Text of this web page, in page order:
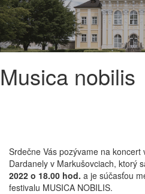
Musica nobilis
Srdečne Vás pozývame na koncert
Dardanely v Markušovciach, ktorý
2022 o 18.00 hod. a je súčasťou
festivalu MUSICA NOBILIS.